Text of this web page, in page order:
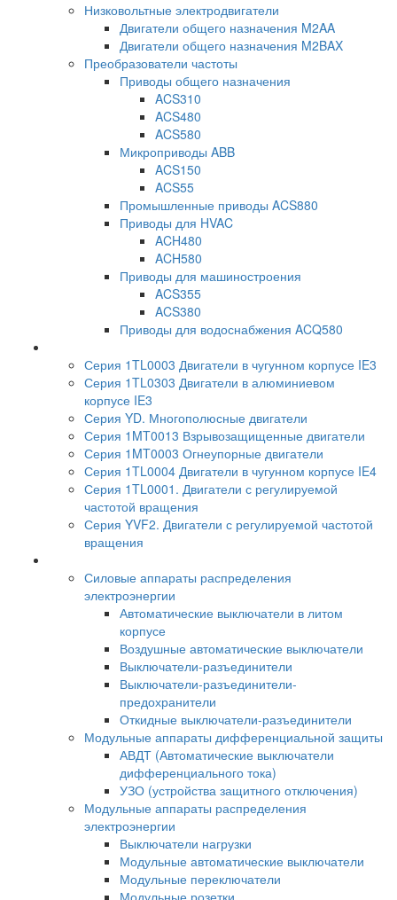
Низковольтные электродвигатели
Двигатели общего назначения M2AA
Двигатели общего назначения M2BAX
Преобразователи частоты
Приводы общего назначения
ACS310
ACS480
ACS580
Микроприводы ABB
ACS150
ACS55
Промышленные приводы ACS880
Приводы для HVAC
ACH480
ACH580
Приводы для машиностроения
ACS355
ACS380
Приводы для водоснабжения ACQ580
Серия 1TL0003 Двигатели в чугунном корпусе IE3
Серия 1TL0303 Двигатели в алюминиевом
корпусе IE3
Серия YD. Многополюсные двигатели
Серия 1MT0013 Взрывозащищенные двигатели
Серия 1MT0003 Огнеупорные двигатели
Серия 1TL0004 Двигатели в чугунном корпусе IE4
Серия 1TL0001. Двигатели с регулируемой
частотой вращения
Серия YVF2. Двигатели с регулируемой частотой
вращения
Силовые аппараты распределения
электроэнергии
Автоматические выключатели в литом
корпусе
Воздушные автоматические выключатели
Выключатели-разъединители
Выключатели-разъединители-
предохранители
Откидные выключатели-разъединители
Модульные аппараты дифференциальной защиты
АВДТ (Автоматические выключатели
дифференциального тока)
УЗО (устройства защитного отключения)
Модульные аппараты распределения
электроэнергии
Выключатели нагрузки
Модульные автоматические выключатели
Модульные переключатели